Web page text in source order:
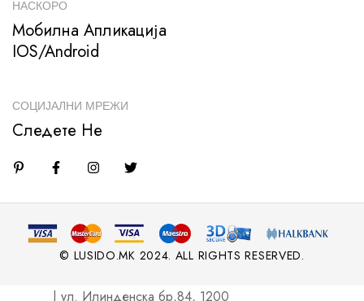
НАСКОРО
Мобилна Апликација
IOS/Android
СОЦИЈАЛНИ МРЕЖИ
Следете Не
© LUSIDO.MK 2024. ALL RIGHTS RESERVED.
| ул. Илинденска бр,84, 1200